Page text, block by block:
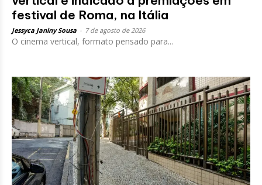
festival de Roma, na Itália
Jessyca Janiny Sousa 7 de agosto de 2026
O cinema vertical, formato pensado para...